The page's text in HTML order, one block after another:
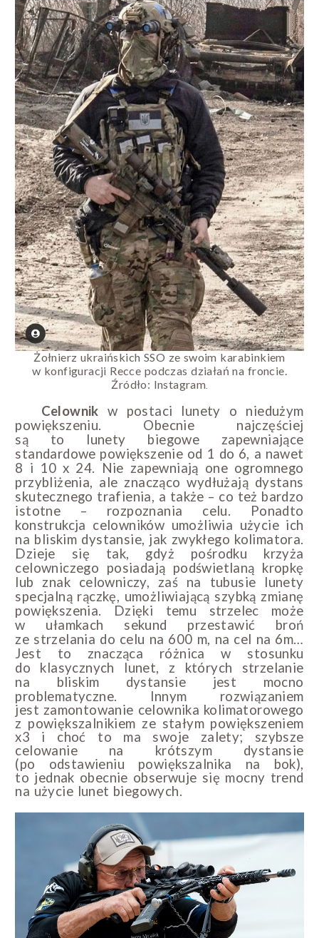
Żołnierz ukraińskich SSO ze swoim karabinkiem
w konfiguracji Recce podczas działań na froncie.
Źródło: Instagram
Celownik w postaci lunety o niedużym
powiększeniu. Obecnie najczęściej
są to lunety biegowe zapewniające
standardowe powiększenie od 1 do 6, a nawet
8 i 10 x 24. Nie zapewniają one ogromnego
przybliżenia, ale znacząco wydłużają dystans
skutecznego trafienia, a także – co też bardzo
istotne – rozpoznania celu. Ponadto
konstrukcja celowników umożliwia użycie ich
na bliskim dystansie, jak zwykłego kolimatora.
Dzieje się tak, gdyż pośrodku krzyża
celowniczego posiadają podświetlaną kropkę
lub znak celowniczy, zaś na tubusie lunety
specjalną rączkę, umożliwiającą szybką zmianę
powiększenia. Dzięki temu strzelec może
w ułamkach sekund przestawić broń
ze strzelania do celu na 600 m, na cel na 6m…
Jest to znacząca różnica w stosunku
do klasycznych lunet, z których strzelanie
na bliskim dystansie jest mocno
problematyczne.
Innym rozwiązaniem
jest zamontowanie celownika kolimatorowego
z powiększalnikiem ze stałym powiększeniem
x3 i choć to ma swoje zalety; szybsze
celowanie na krótszym dystansie
(po odstawieniu powiększalnika na bok),
to jednak obecnie obserwuje się mocny trend
na użycie lunet biegowych.